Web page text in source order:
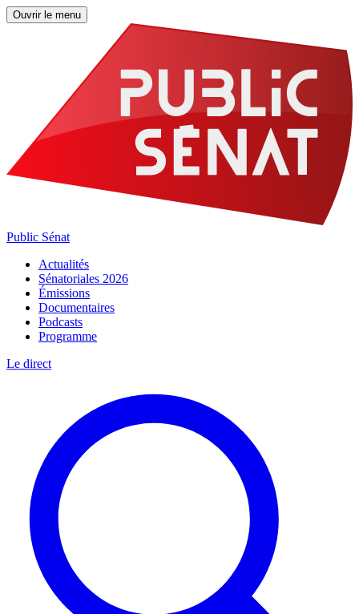
Ouvrir le menu
Public Sénat
Actualités
Sénatoriales 2026
Émissions
Documentaires
Podcasts
Programme
Le direct